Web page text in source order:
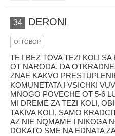
34 DERONI
ОТГОВОР
TE I BEZ TOVA TEZI KOLI
OT NARODA. DA
ZNAE KAKVO
KOMUNETATA I VSICHKI
MNOGO POVECHE OT 5-6
MI DREME ZA TEZI KOLI,
TAKIVA KOLI, SAMO
AZ NIE NQMAME I NIKOGA
DOKATO SME NA EDNATA